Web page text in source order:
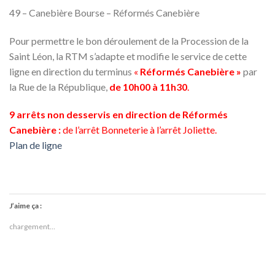
49 – Canebière Bourse – Réformés Canebière
Pour permettre le bon déroulement de la Procession de la
Saint Léon, la RTM s’adapte et modifie le service de cette
ligne en direction du terminus « Réformés Canebière » par
la Rue de la République, de 10h00 à 11h30
9 arrêts non desservis en direction de Réformés
Canebière :de l’arrêt Bonneterie à l’arrêt Joliette.
Plan de ligne
J’aime ça :
chargement…